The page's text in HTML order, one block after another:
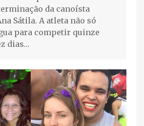
da canoísta
Sátila. A atleta não só
para competir quinze
dias…